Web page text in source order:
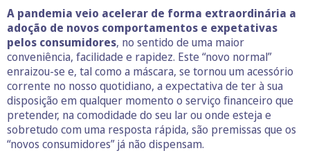
A pandemia veio acelerar de forma extraordinária a
adoção de novos comportamentos e expetativas
pelos consumidores, no sentido de uma maior
conveniência, facilidade e rapidez. Este “novo normal”
enraizou-se e, tal como a máscara, se tornou um acessório
corrente no nosso quotidiano, a expectativa de ter à sua
disposição em qualquer momento o serviço financeiro que
pretender, na comodidade do seu lar ou onde esteja e
sobretudo com uma resposta rápida, são premissas que os
“novos consumidores” já não dispensam.